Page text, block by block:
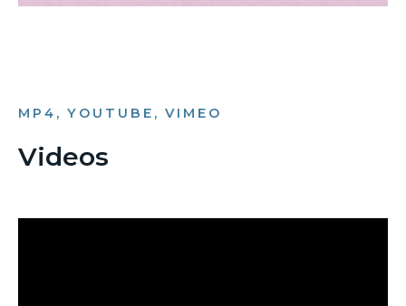
MP4, YOUTUBE, VIMEO
Videos